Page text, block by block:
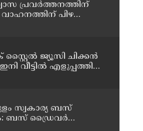
പ്രവർത്തനത്തിന്
പിഴ
ജ്യൂസി ചിക്കൻ
വീട്ടിൽ എളുപ്പത്തിൽ
സ്വകാര്യ ബസ്
ബസ് ഡ്രൈവർ